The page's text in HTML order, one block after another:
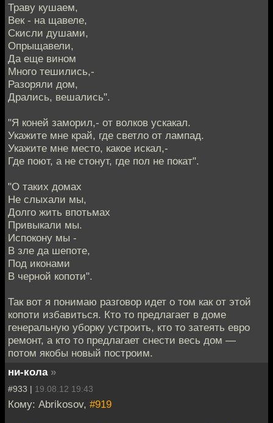
Траву кушаем,
Век - на щавеле,
Скисли душами,
Опрыщавели,
Да еще вином
Много тешились,-
Разоряли дом,
Дрались, вешались".
"Я коней заморил,- от волков ускакал.
Укажите мне край, где светло от лампад.
Укажите мне место, какое искал,-
Где поют, а не стонут, где пол не покат".
"О таких домах
Не слыхали мы,
Долго жить впотьмах
Привыкали мы.
Испокону мы -
В зле да шепоте,
Под иконами
В черной копоти".
Так вот я понимаю разговор идет о том как от этой
копоти избавиться. Кто то предлагает в доме
генеральную уборку устроить, кто то затеять евро
ремонт, а кто то предлагает снести весь дом —
потом якобы новый построим.
ни-кола »
#933 | 19.08.12 19:43
Кому: Abrikosov, #919